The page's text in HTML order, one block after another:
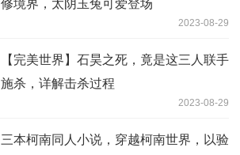
修境界，太阴玉兔可爱登场
2023-08-29
【完美世界】石昊之死，竟是这三人联手
施杀，详解击杀过程
2023-08-29
三本柯南同人小说，穿越柯南世界，以验